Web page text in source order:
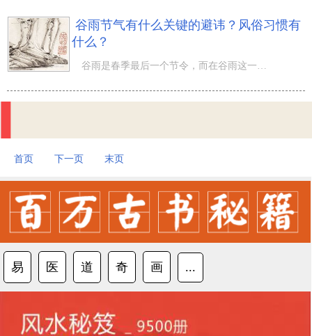
谷雨节气有什么关键的避讳？风俗习惯有
什么？
首页 下一页 末页
易 医 道 奇 画 ...